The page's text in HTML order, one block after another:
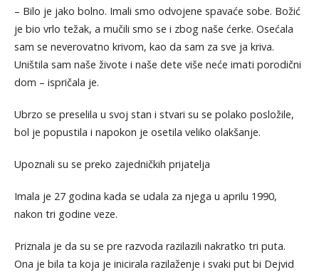
– Bilo je jako bolno. Imali smo odvojene spavaće sobe. Božić
je bio vrlo težak, a mučili smo se i zbog naše ćerke. Osećala
sam se neverovatno krivom, kao da sam za sve ja kriva.
Uništila sam naše živote i naše dete više neće imati porodični
dom – ispričala je.
Ubrzo se preselila u svoj stan i stvari su se polako posložile,
bol je popustila i napokon je osetila veliko olakšanje.
Upoznali su se preko zajedničkih prijatelja
Imala je 27 godina kada se udala za njega u aprilu 1990,
nakon tri godine veze.
Priznala je da su se pre razvoda razilazili nakratko tri puta.
Ona je bila ta koja je inicirala razilaženje i svaki put bi Dejvid